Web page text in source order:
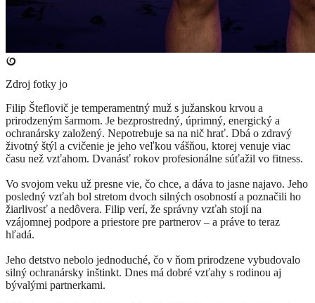
Zdroj fotky jo
​Filip Šteflovič je temperamentný muž s južanskou krvou a
prirodzeným šarmom. Je bezprostredný, úprimný, energický a
ochranársky založený. Nepotrebuje sa na nič hrať. Dbá o zdravý
životný štýl a cvičenie je jeho veľkou vášňou, ktorej venuje viac
času než vzťahom. Dvanásť rokov profesionálne súťažil vo fitness.
Vo svojom veku už presne vie, čo chce, a dáva to jasne najavo. Jeho
posledný vzťah bol stretom dvoch silných osobností a poznačili ho
žiarlivosť a nedôvera. Filip verí, že správny vzťah stojí na
vzájomnej podpore a priestore pre partnerov – a práve to teraz
hľadá.
Jeho detstvo nebolo jednoduché, čo v ňom prirodzene vybudovalo
silný ochranársky inštinkt. Dnes má dobré vzťahy s rodinou aj
bývalými partnerkami.